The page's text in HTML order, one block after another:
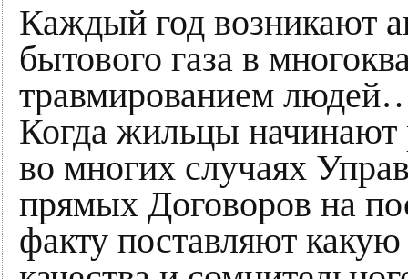
Каждый год возникают
бытового газа в
травмированием
Когда жильцы начинают
во многих случаях
прямых Договоров на
факту поставляют какую